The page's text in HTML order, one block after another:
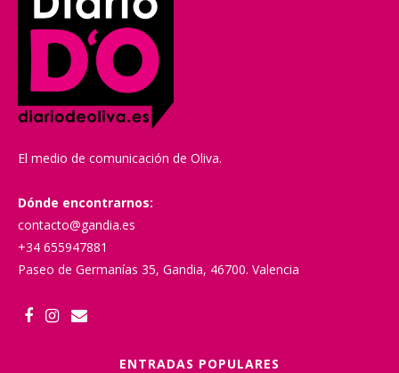
El medio de comunicación de Oliva.
Dónde encontrarnos:
contacto@gandia.es
+34 655947881
Paseo de Germanías 35, Gandia, 46700. Valencia
ENTRADAS POPULARES